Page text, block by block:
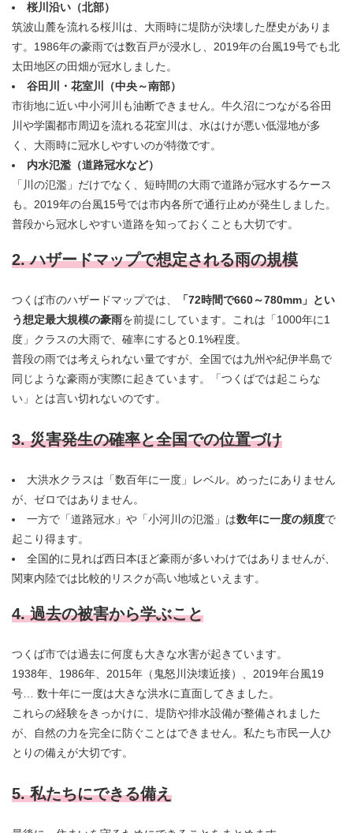
桜川沿い（北部）
筑波山麓を流れる桜川は、大雨時に堤防が決壊した歴史がありま
す。1986年の豪雨では数百戸が浸水し、2019年の台風19号でも北
太田地区の田畑が冠水しました。
谷田川・花室川（中央～南部）
市街地に近い中小河川も油断できません。牛久沼につながる谷田
川や学園都市周辺を流れる花室川は、水はけが悪い低湿地が多
く、大雨時に冠水しやすいのが特徴です。
内水氾濫（道路冠水など）
「川の氾濫」だけでなく、短時間の大雨で道路が冠水するケース
も。2019年の台風15号では市内各所で通行止めが発生しました。
普段から冠水しやすい道路を知っておくことも大切です。
2. ハザードマップで想定される雨の規模
つくば市のハザードマップでは、
「72時間で660～780mm」とい
う想定最大規模の豪雨を前提にしています。これは「1000年に1
度」クラスの大雨で、確率にすると0.1%程度。
普段の雨では考えられない量ですが、全国では九州や紀伊半島で
同じような豪雨が実際に起きています。「つくばでは起こらな
い」とは言い切れないのです。
3. 災害発生の確率と全国での位置づけ
大洪水クラスは「数百年に一度」レベル。めったにありません
が、ゼロではありません。
一方で「道路冠水」や「小河川の氾濫」は数年に一度の頻度で
起こり得ます。
全国的に見れば西日本ほど豪雨が多いわけではありませんが、
関東内陸では比較的リスクが高い地域といえます。
4. 過去の被害から学ぶこと
つくば市では過去に何度も大きな水害が起きています。
1938年、1986年、2015年（鬼怒川決壊近接）、2019年台風19
号… 数十年に一度は大きな洪水に直面してきました。
これらの経験をきっかけに、堤防や排水設備が整備されました
が、自然の力を完全に防ぐことはできません。私たち市民一人ひ
とりの備えが大切です。
5. 私たちにできる備え